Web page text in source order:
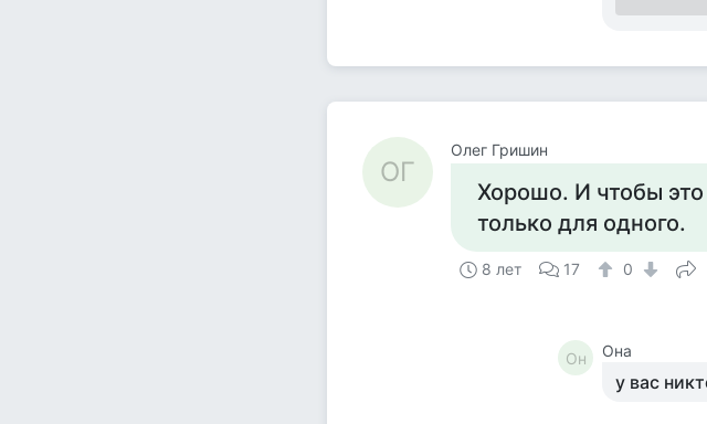
ОГ
Олег Гришин
Хорошо. И чтобы
только для одного.
8 лет 17 0
Он Она
у вас